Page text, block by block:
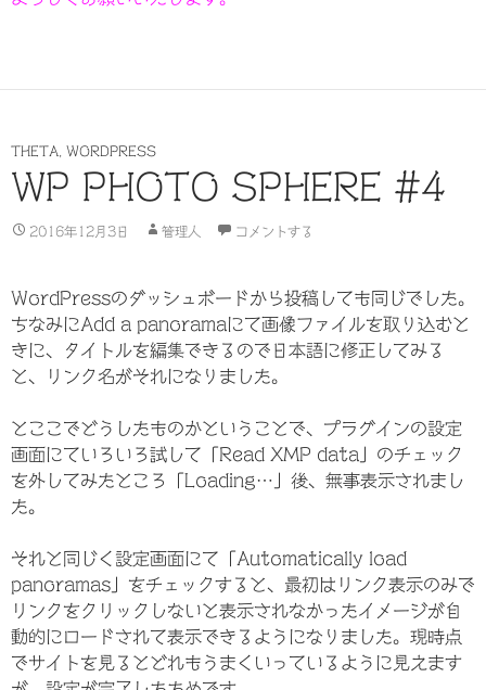
THETA WORDPRESS
WP PHOTO SPHERE #4
2016年12月3日 管理人 コメントする
WordPressのダッシュボードから投稿しても同じでした。
ちなみにAdd a panoramaにて画像ファイルを取り込むと
きに、タイトルを編集できるので日本語に修正してみる
と、リンク名がそれになりました。
とここでどうしたものかということで、プラグインの設定
画面にていろいろ試して「Read XMP data」のチェック
を外してみたところ「Loading…」後、無事表示されまし
た。
それと同じく設定画面にて「Automatically load
panoramas」をチェックすると、最初はリンク表示のみで
リンクをクリックしないと表示されなかったイメージが自
動的にロードされて表示できるようになりました。現時点
でサイトを見るとどれもうまくいっているように見えます